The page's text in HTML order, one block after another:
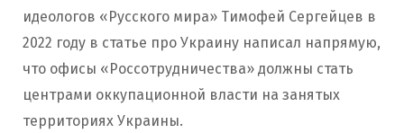
идеологов «Русского мира» Тимофей Сергейцев в
2022 году в статье про Украину написал напрямую,
что офисы «Россотрудничества» должны стать
центрами оккупационной власти на занятых
территориях Украины.